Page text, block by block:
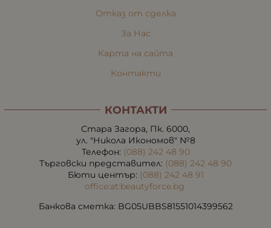
Отказ от сделка
За Нас
Карта на сайта
Контакти
КОНТАКТИ
Стара Загора, Пк. 6000,
ул. "Никола Икономов" №8
Телефон: (088) 242 48 90
Търговски представител: (088) 242 48 90
Бюти център: (088) 242 48 91
office:at:beautyforce.bg
Банкова сметка: BG05UBBS81551014399562